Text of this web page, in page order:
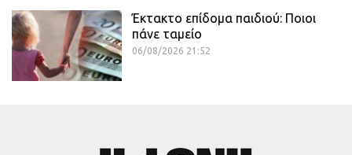
Έκτακτο επίδομα παιδιού: Ποιοι
πάνε ταμείο
06/08/2026 21:52